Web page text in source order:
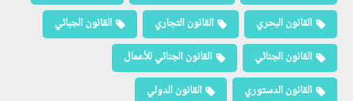
القانون البحري
القانون التجاري
القانون الجبائي
القانون الجنائي
القانون الجنائي للأعمال
القانون الدستوري
القانون الدولي